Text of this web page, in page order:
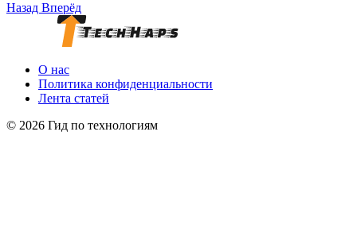
Назад Вперёд
О нас
Политика конфиденциальности
Лента статей
© 2026 Гид по технологиям